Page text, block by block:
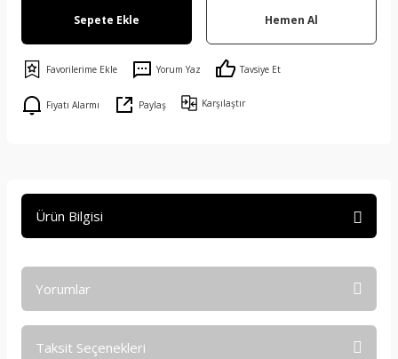
Sepete Ekle Hemen Al
Yorum Yaz Tavsiye Et
Fiyatı Alarmı Paylaş Karşılaştır
Ürün Bilgisi
Yorumlar
Taksit Seçenekleri